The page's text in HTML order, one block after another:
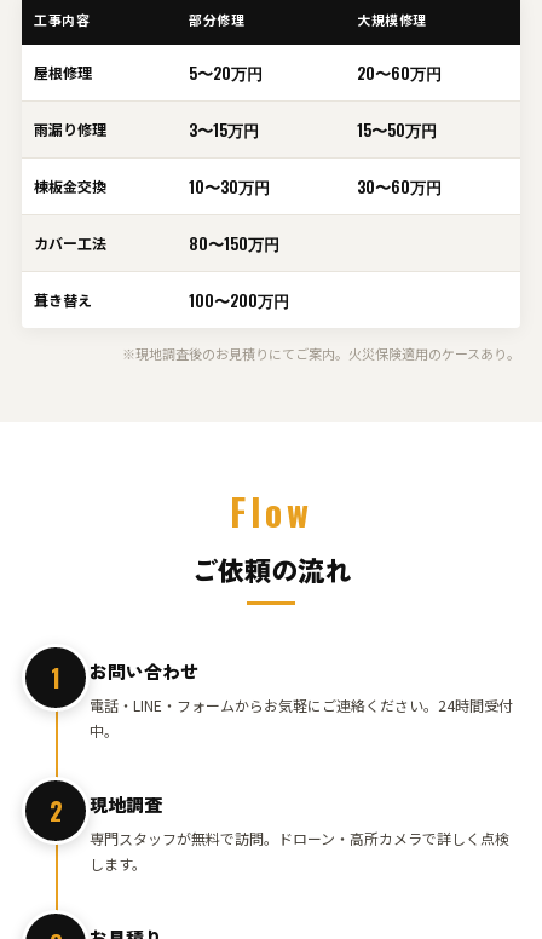
工事内容 部分修理 大規模修理
屋根修理 5〜20万円 20〜60万円
雨漏り修理 3〜15万円 15〜50万円
棟板金交換 10〜30万円 30〜60万円
カバー工法 80〜150万円
葺き替え 100〜200万円
※現地調査後のお見積りにてご案内。火災保険適用のケースあり。
Flow
ご依頼の流れ
1 お問い合わせ
電話・LINE・フォームからお気軽にご連絡ください。24時間受付
中。
2 現地調査
専門スタッフが無料で訪問。ドローン・高所カメラで詳しく点検
します。